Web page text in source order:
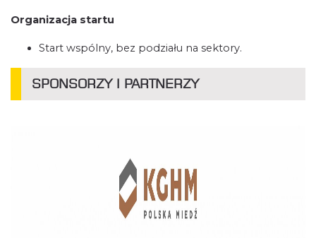
Organizacja startu
Start wspólny, bez podziału na sektory.
SPONSORZY I PARTNERZY